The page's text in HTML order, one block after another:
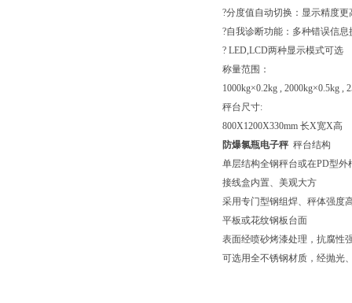
?分度值自动切换：显示精度更
?自我诊断功能：多种错误信息
? LED,LCD两种显示模式可选
称量范围：
1000kg×0.2kg , 2000kg×0.5kg ,
秤台尺寸:
800X1200X330mm 长X宽X高
防爆氯瓶电子秤 秤台结构
单层结构全钢秤台或在PD型外
接线盒内置、美观大方
采用专门型钢组焊、秤体强度
平板或花纹钢板台面
表面经喷砂烤漆处理，抗腐性
可选用全不锈钢材质，经抛光